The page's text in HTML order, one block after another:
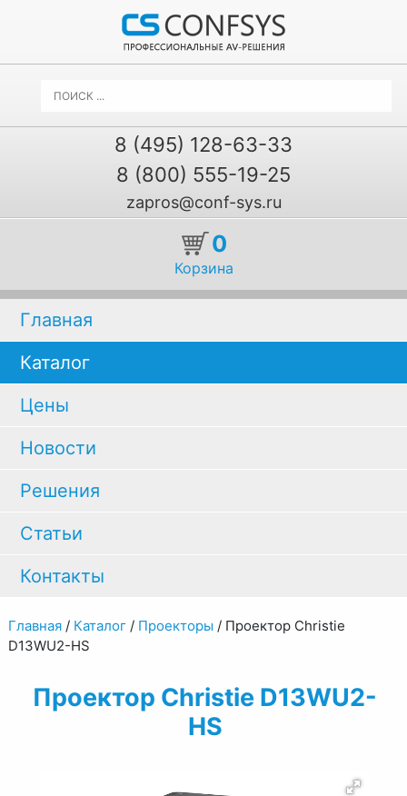
8 (495) 128-63-33
8 (800) 555-19-25
zapros@conf-sys.ru
0
Корзина
Главная
Каталог
Цены
Новости
Решения
Статьи
Контакты
Главная/ Каталог/ Проекторы / Проектор Christie
D13WU2-HS
Проектор Christie D13WU2-
HS